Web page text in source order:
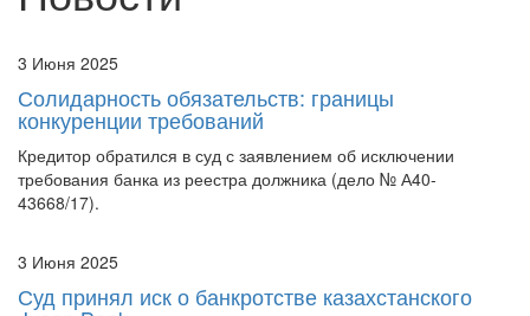
Солидарность обязательств: границы
конкуренции требований
Кредитор обратился в суд с заявлением об исключении
требования банка из реестра должника (дело № А40-
43668/17).
Суд принял иск о банкротстве казахстанского
Jusan Bank